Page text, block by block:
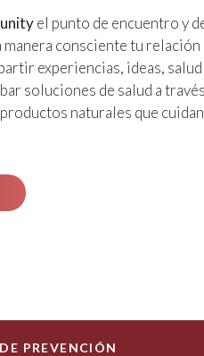
el punto de encuentro y
consciente tu relación
experiencias, ideas,
soluciones de salud a
naturales que
PREVENCIÓN